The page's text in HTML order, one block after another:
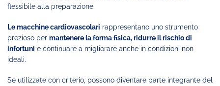
flessibile alla preparazione.
Le macchine cardiovascolari rappresentano uno strumento
prezioso per mantenere la forma fisica, ridurre il rischio di
infortuni e continuare a migliorare anche in condizioni non
ideali.
Se utilizzate con criterio, possono diventare parte integrante del